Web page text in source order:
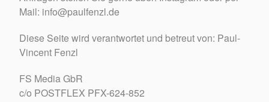
Mail: info@paulfenzl.de
Diese Seite wird verantwortet und betreut von: Paul-
Vincent Fenzl
FS Media GbR
c/o POSTFLEX PFX-624-852